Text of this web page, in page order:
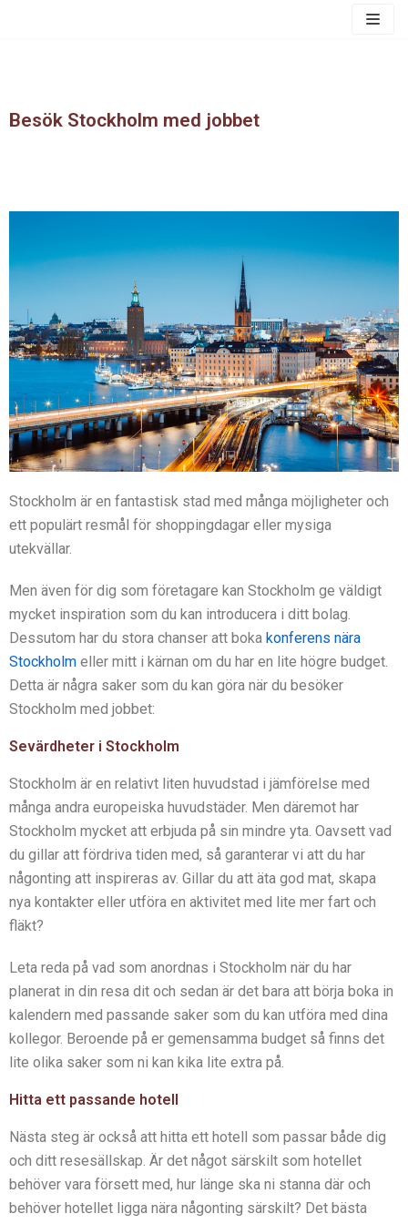
Besök Stockholm med jobbet
Stockholm är en fantastisk stad med många möjligheter och
ett populärt resmål för shoppingdagar eller mysiga
utekvällar.
Men även för dig som företagare kan Stockholm ge väldigt
mycket inspiration som du kan introducera i ditt bolag.
Dessutom har du stora chanser att boka konferens nära
Stockholm eller mitt i kärnan om du har en lite högre budget.
Detta är några saker som du kan göra när du besöker
Stockholm med jobbet:
Sevärdheter i Stockholm
Stockholm är en relativt liten huvudstad i jämförelse med
många andra europeiska huvudstäder. Men däremot har
Stockholm mycket att erbjuda på sin mindre yta. Oavsett vad
du gillar att fördriva tiden med, så garanterar vi att du har
någonting att inspireras av. Gillar du att äta god mat, skapa
nya kontakter eller utföra en aktivitet med lite mer fart och
fläkt?
Leta reda på vad som anordnas i Stockholm när du har
planerat in din resa dit och sedan är det bara att börja boka in
kalendern med passande saker som du kan utföra med dina
kollegor. Beroende på er gemensamma budget så finns det
lite olika saker som ni kan kika lite extra på.
Hitta ett passande hotell
Nästa steg är också att hitta ett hotell som passar både dig
och ditt resesällskap. Är det något särskilt som hotellet
behöver vara försett med, hur länge ska ni stanna där och
behöver hotellet ligga nära någonting särskilt? Det bästa